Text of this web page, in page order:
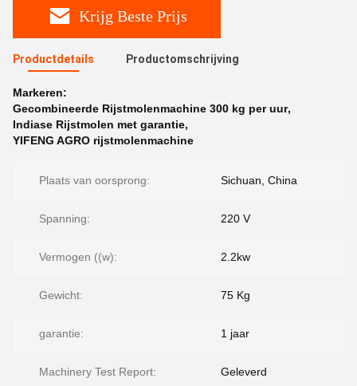
Krijg Beste Prijs
Productdetails Productomschrijving
Markeren:
Gecombineerde Rijstmolenmachine 300 kg per uur,
Indiase Rijstmolen met garantie,
YIFENG AGRO rijstmolenmachine
Plaats van oorsprong: Sichuan, China
Spanning: 220 V
Vermogen ((w): 2.2kw
Gewicht: 75 Kg
garantie: 1 jaar
Machinery Test Report: Geleverd